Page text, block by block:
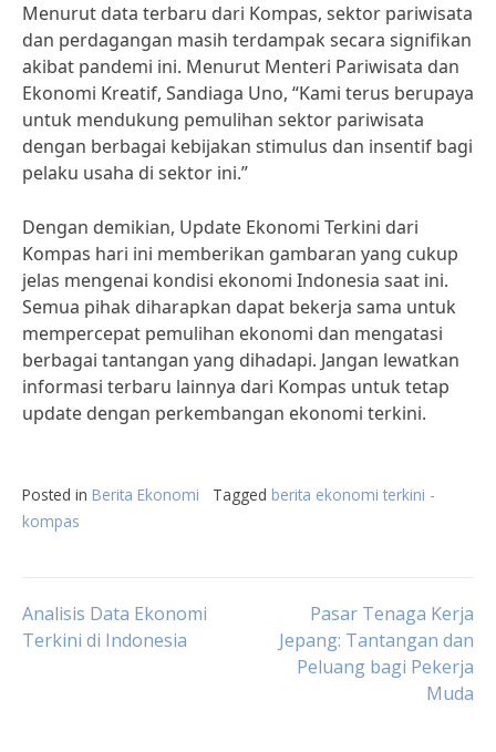
Menurut data terbaru dari Kompas, sektor pariwisata
dan perdagangan masih terdampak secara signifikan
akibat pandemi ini. Menurut Menteri Pariwisata dan
Ekonomi Kreatif, Sandiaga Uno, “Kami terus berupaya
untuk mendukung pemulihan sektor pariwisata
dengan berbagai kebijakan stimulus dan insentif bagi
pelaku usaha di sektor ini.”
Dengan demikian, Update Ekonomi Terkini dari
Kompas hari ini memberikan gambaran yang cukup
jelas mengenai kondisi ekonomi Indonesia saat ini.
Semua pihak diharapkan dapat bekerja sama untuk
mempercepat pemulihan ekonomi dan mengatasi
berbagai tantangan yang dihadapi. Jangan lewatkan
informasi terbaru lainnya dari Kompas untuk tetap
update dengan perkembangan ekonomi terkini.
Posted in Berita Ekonomi Tagged berita ekonomi terkini -
kompas
Post
Analisis Data Ekonomi
Terkini di Indonesia
Pasar Tenaga Kerja
Jepang: Tantangan dan
Peluang bagi Pekerja
Muda